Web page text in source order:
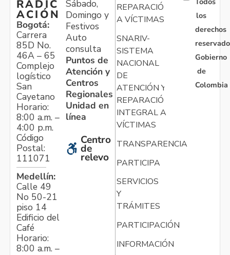
RADIC
ACIÓN
Bogotá:
Carrera
85D No.
46A – 65
Complejo
logístico
San
Cayetano
Horario:
8:00 a.m. –
4:00 p.m.
Código
Postal:
111071
Medellín:
Calle 49
No 50-21
piso 14
Edificio del
Café
Horario:
8:00 a.m. –
Sábado,
Domingo y
Festivos
Auto
consulta
Puntos de
Atención y
Centros
Regionales
Unidad en
línea
Centro
de
relevo
REPARACIÓN
A VÍCTIMAS
SNARIV-
SISTEMA
NACIONAL
DE
ATENCIÓN Y
REPARACIÓN
INTEGRAL A
VÍCTIMAS
TRANSPARENCIA
PARTICIPA
SERVICIOS
Y
TRÁMITES
PARTICIPACIÓN
INFORMACIÓN
los
derechos
Gobierno
de
Colombia